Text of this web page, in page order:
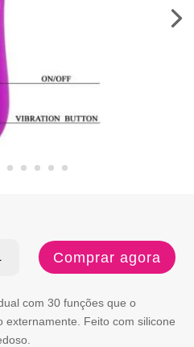
Comprar agora
com 30 funções que o
externamente. Feito com silicone